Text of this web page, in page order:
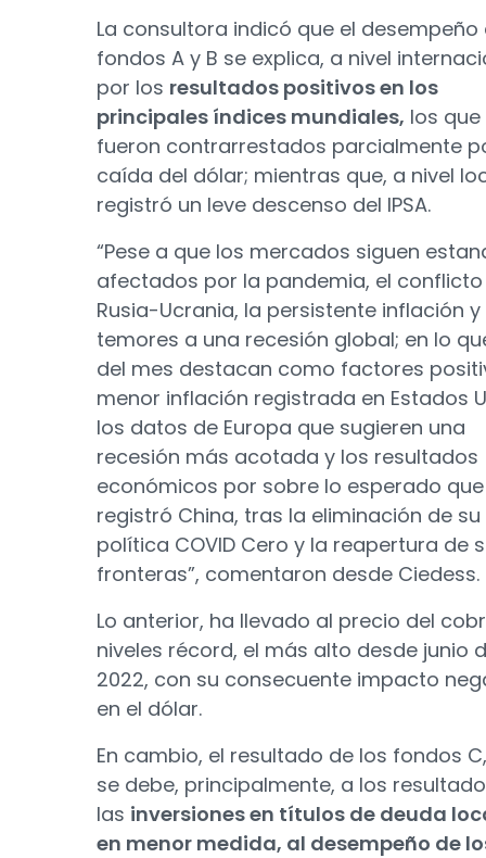
La consultora indicó que el desempeño
fondos A y B se explica, a nivel
por los resultados positivos en los
principales índices mundiales, los
fueron contrarrestados parcialmente
caída del dólar; mientras que, a nivel
registró un leve descenso del IPSA.
“Pese a que los mercados siguen
afectados por la pandemia, el conflicto
Rusia-Ucrania, la persistente inflación y
temores a una recesión global; en lo
del mes destacan como factores
menor inflación registrada en Estados
los datos de Europa que sugieren una
recesión más acotada y los resultados
económicos por sobre lo esperado que
registró China, tras la eliminación de su
política COVID Cero y la reapertura de
fronteras”, comentaron desde Ciedess.
Lo anterior, ha llevado al precio del
niveles récord, el más alto desde junio
2022, con su consecuente impacto
en el dólar.
En cambio, el resultado de los fondos C,
se debe, principalmente, a los
las inversiones en títulos de deuda
en menor medida, al desempeño de